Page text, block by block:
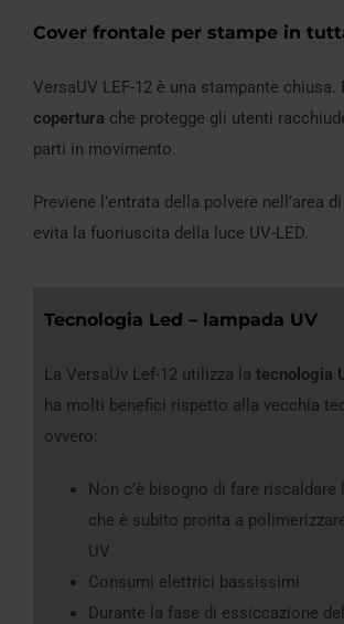
Cover frontale per stampe in
VersaUV LEF-12 è una stampante chiusa.
copertura che protegge gli utenti
parti in movimento.
Previene l’entrata della polvere nell’area
evita la fuoriuscita della luce UV-LED.
Tecnologia Led – lampada UV
La VersaUv Lef-12 utilizza la tecnologia
ha molti benefici rispetto alla vecchia
ovvero:
Non c’è bisogno di fare riscaldare
che è subito pronta a
UV
Consumi elettrici bassissimi
Durante la fase di essiccazione